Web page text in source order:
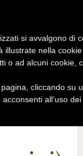
si avvalgono di
illustrate nella
o ad alcuni cookie,
cliccando su
all’uso